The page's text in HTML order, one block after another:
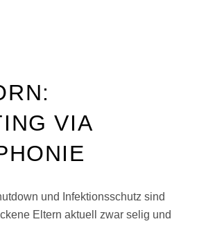
VIA
und Infektionsschutz sind
Eltern aktuell zwar selig und